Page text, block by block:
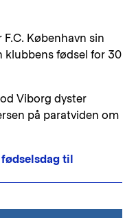
København sin
klubbens fødsel for 30
Viborg dyster
på paratviden om
fødselsdag til